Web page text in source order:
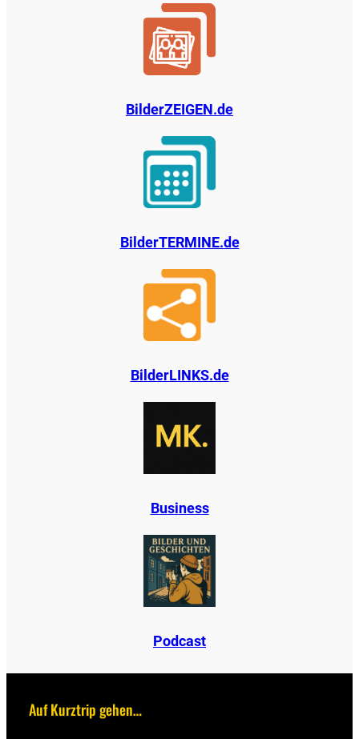
BilderZEIGEN.de
BilderTERMINE.de
BilderLINKS.de
Business
Podcast
Auf Kurztrip gehen…